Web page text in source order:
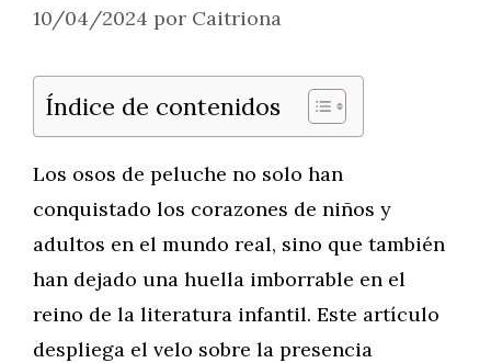
10/04/2024 por Caitriona
Índice de contenidos
Los osos de peluche no solo han
conquistado los corazones de niños y
adultos en el mundo real, sino que también
han dejado una huella imborrable en el
reino de la literatura infantil. Este artículo
despliega el velo sobre la presencia